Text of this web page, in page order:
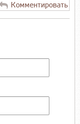
Комментировать